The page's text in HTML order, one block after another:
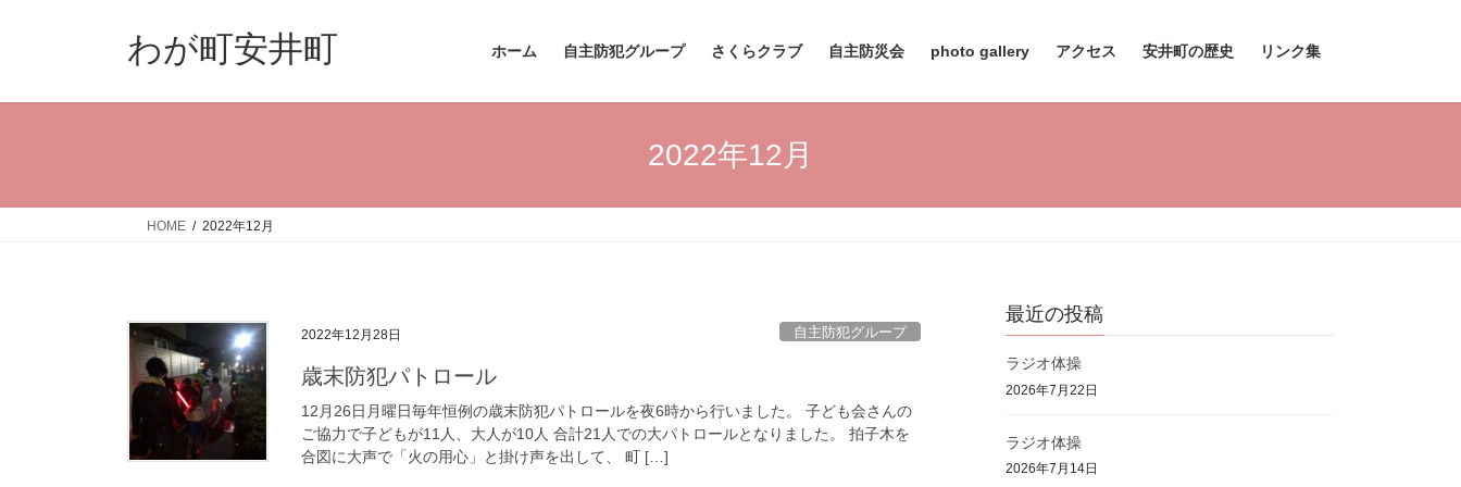
わが町安井町 ホーム 自主防犯グループ さくらクラブ 自主防災会 photo gallery アクセス 安井町の歴史 リンク集
2022年12月
HOME 2022年12月
2022年12月28日 自主防犯グループ
歳末防犯パトロール
12月26日月曜日毎年恒例の歳末防犯パトロールを夜6時から行いました。 子ども会さんの
ご協力で子どもが11人、大人が10人 合計21人での大パトロールとなりました。 拍子木を
合図に大声で「火の用心」と掛け声を出して、 町 […]
最近の投稿
ラジオ体操
2026年7月22日
ラジオ体操
2026年7月14日